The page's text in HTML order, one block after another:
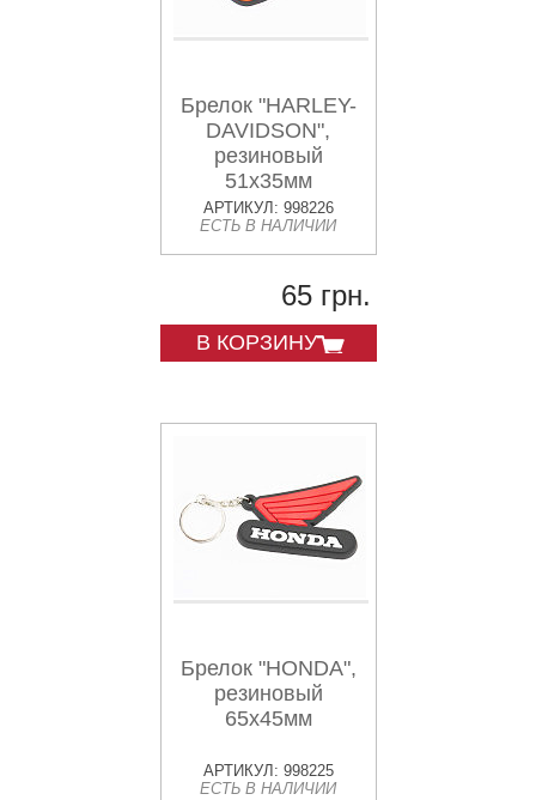
Брелок "HARLEY-
DAVIDSON",
резиновый
51х35мм
АРТИКУЛ: 998226
ЕСТЬ В НАЛИЧИИ
65 грн.
В КОРЗИНУ
Брелок "HONDA",
резиновый
65х45мм
АРТИКУЛ: 998225
ЕСТЬ В НАЛИЧИИ